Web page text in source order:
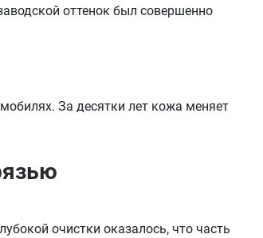
оттенок был совершенно
За десятки лет кожа меняет
очистки оказалось, что часть